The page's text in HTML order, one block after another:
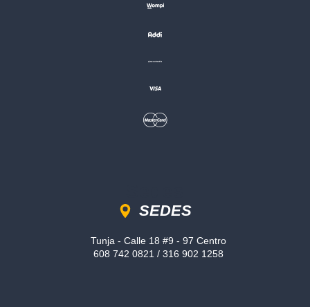
SEDES
Tunja - Calle 18 #9 - 97 Centro
608 742 0821 / 316 902 1258